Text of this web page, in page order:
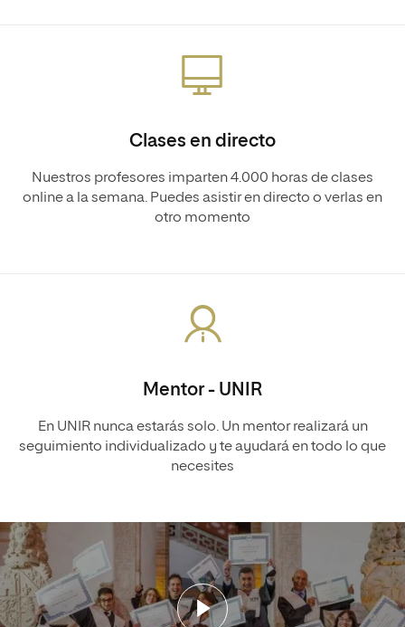
Clases en directo
Nuestros profesores imparten 4.000 horas de clases
online a la semana. Puedes asistir en directo o verlas en
otro momento
Mentor - UNIR
En UNIR nunca estarás solo. Un mentor realizará un
seguimiento individualizado y te ayudará en todo lo que
necesites